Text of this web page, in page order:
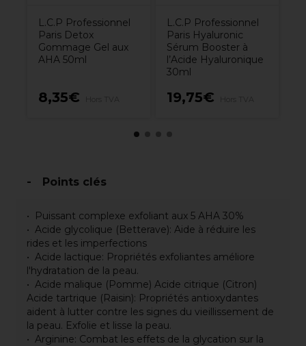
L.C.P Professionnel
Paris Detox
Gommage Gel aux
AHA 50ml
8,35€
L.C.P Professionnel
Paris Hyaluronic
Sérum Booster à
l’Acide Hyaluronique
30ml
19,75€
Points clés
Puissant complexe exfoliant aux 5 AHA 30%
Acide glycolique (Betterave): Aide à réduire les
rides et les imperfections
Acide lactique: Propriétés exfoliantes améliore
l'hydratation de la peau.
Acide malique (Pomme) Acide citrique (Citron)
Acide tartrique (Raisin): Propriétés antioxydantes
aident à lutter contre les signes du vieillissement de
la peau. Exfolie et lisse la peau.
Arginine: Combat les effets de la glycation sur la